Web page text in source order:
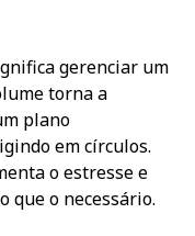
gerenciar um
torna a
plano
em círculos.
o estresse e
que o necessário.